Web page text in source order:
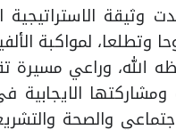
وثيقة الاستراتيجية
وتطلعا، لمواكبة
الله، وراعي
ومشاركتها الايجابية
والصحة